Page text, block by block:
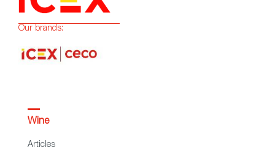
Our brands:
Wine
Articles